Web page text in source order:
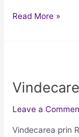
Read More »
Leave a
Vindecarea prin
recunoștință